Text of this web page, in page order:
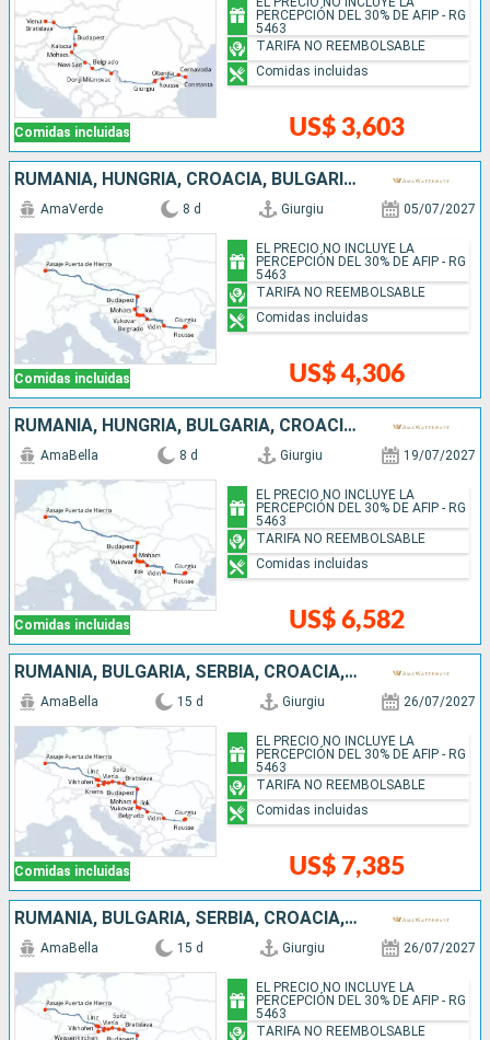
Comidas incluidas US$ 3,603
PERCEPCIÓN DEL 30% DE AFIP - RG
5463
TARIFA NO REEMBOLSABLE
Comidas incluidas
RUMANIA, HUNGRÍA, CROACIA, BULGARIA, SERBIA
Comidas incluidas
AmaVerde 8 d Giurgiu 05/07/2027
US$ 4,306
EL PRECIO NO INCLUYE LA
PERCEPCIÓN DEL 30% DE AFIP - RG
5463
TARIFA NO REEMBOLSABLE
Comidas incluidas
RUMANIA, HUNGRÍA, BULGARIA, CROACIA, SERBIA
Comidas incluidas
AmaBella 8 d Giurgiu 19/07/2027
US$ 6,582
EL PRECIO NO INCLUYE LA
PERCEPCIÓN DEL 30% DE AFIP - RG
5463
TARIFA NO REEMBOLSABLE
Comidas incluidas
RUMANIA, BULGARIA, SERBIA, CROACIA, HUNGRÍA, ESLOVAQUIA, AUSTRIA, ALEMANIA
Comidas incluidas
AmaBella 15 d Giurgiu 26/07/2027
US$ 7,385
EL PRECIO NO INCLUYE LA
PERCEPCIÓN DEL 30% DE AFIP - RG
5463
TARIFA NO REEMBOLSABLE
Comidas incluidas
RUMANIA, BULGARIA, SERBIA, CROACIA, HUNGRÍA, ESLOVAQUIA, AUSTRIA, ALEMANIA
AmaBella 15 d Giurgiu 26/07/2027
EL PRECIO NO INCLUYE LA
PERCEPCIÓN DEL 30% DE AFIP - RG
5463
TARIFA NO REEMBOLSABLE